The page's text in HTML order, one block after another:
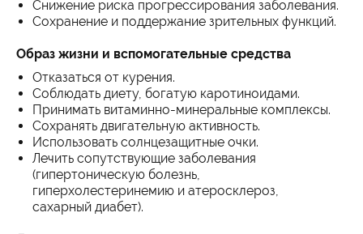
Снижение риска прогрессирования заболевания.
Сохранение и поддержание зрительных функций.
Образ жизни и вспомогательные средства
Отказаться от курения.
Соблюдать диету, богатую каротиноидами.
Принимать витаминно-минеральные комплексы.
Сохранять двигательную активность.
Использовать солнцезащитные очки.
Лечить сопутствующие заболевания
(гипертоническую болезнь,
гиперхолестеринемию и атеросклероз,
сахарный диабет).